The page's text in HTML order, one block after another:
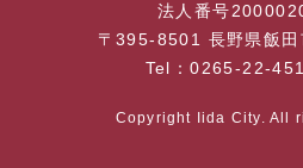
法人番号
〒395-8501 長野県飯
Tel：0265-22-
Copyright Iida City. All